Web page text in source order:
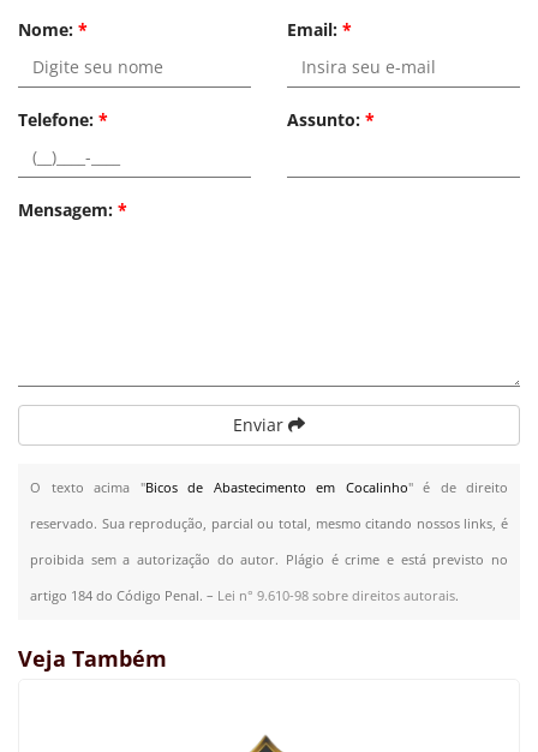
Nome: * Email: *
Telefone: * Assunto: *
Mensagem: *
Enviar
O texto acima "Bicos de Abastecimento em Cocalinho" é de direito
reservado. Sua reprodução, parcial ou total, mesmo citando nossos links, é
proibida sem a autorização do autor. Plágio é crime e está previsto no
artigo 184 do Código Penal. – Lei n° 9.610-98 sobre direitos autorais.
Veja Também